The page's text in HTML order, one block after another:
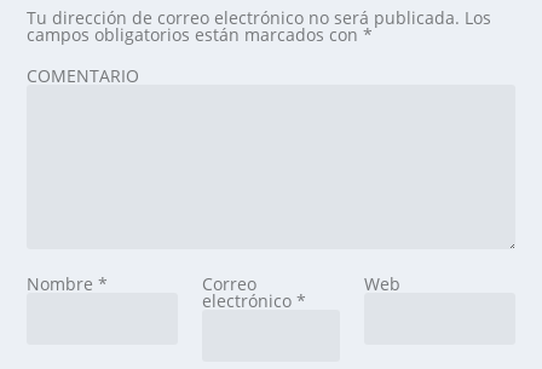
Tu dirección de correo electrónico no será publicada. Los
campos obligatorios están marcados con*
COMENTARIO
Nombre* Correo
electrónico *
Web